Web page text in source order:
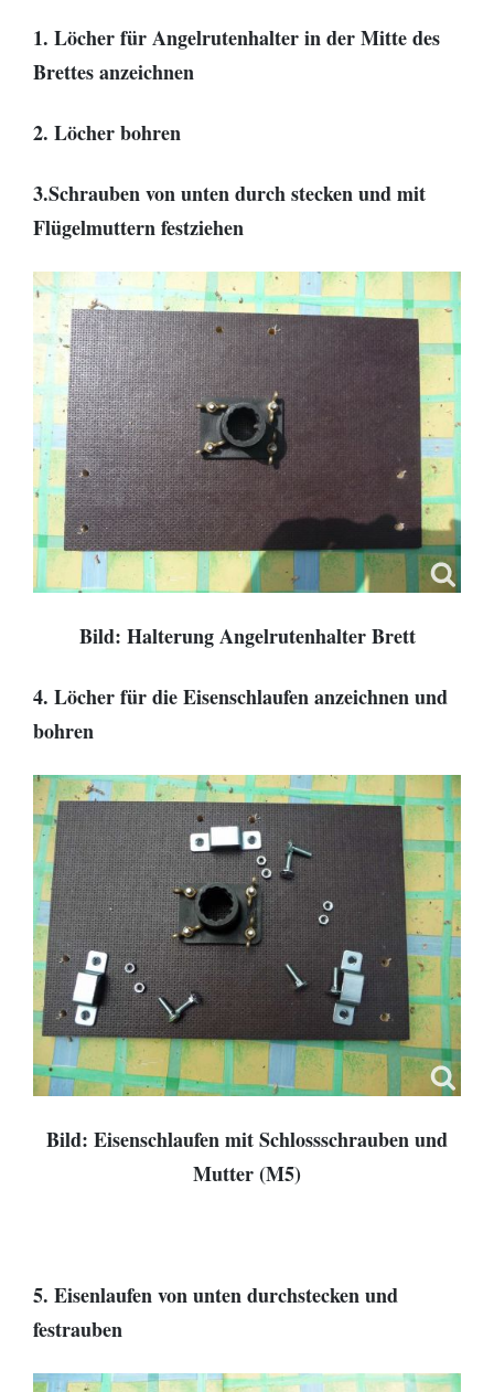
1. Löcher für Angelrutenhalter in der Mitte des
Brettes anzeichnen
2. Löcher bohren
3.Schrauben von unten durch stecken und mit
Flügelmuttern festziehen
Bild: Halterung Angelrutenhalter Brett
4. Löcher für die Eisenschlaufen anzeichnen und
bohren
Bild: Eisenschlaufen mit Schlossschrauben und
Mutter (M5)
5. Eisenlaufen von unten durchstecken und
festrauben